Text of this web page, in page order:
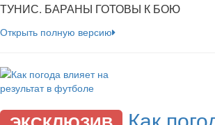
ТУНИС. БАРАНЫ ГОТОВЫ К БОЮ
Открыть полную версию